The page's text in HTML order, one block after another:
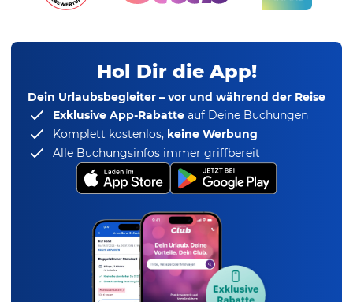
Hol Dir die App!
Dein Urlaubsbegleiter – vor und während der Reise
Exklusive App-Rabatte auf Deine Buchungen
Komplett kostenlos, keine Werbung
Alle Buchungsinfos immer griffbereit